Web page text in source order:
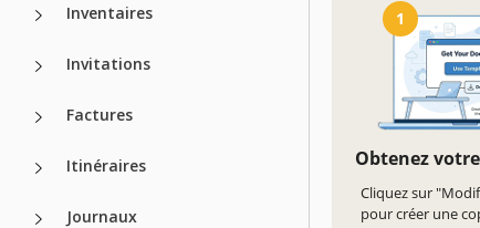
Inventaires
Invitations
Factures
Itinéraires
Journaux
1
Obtenez
Cliquez sur
pour créer une